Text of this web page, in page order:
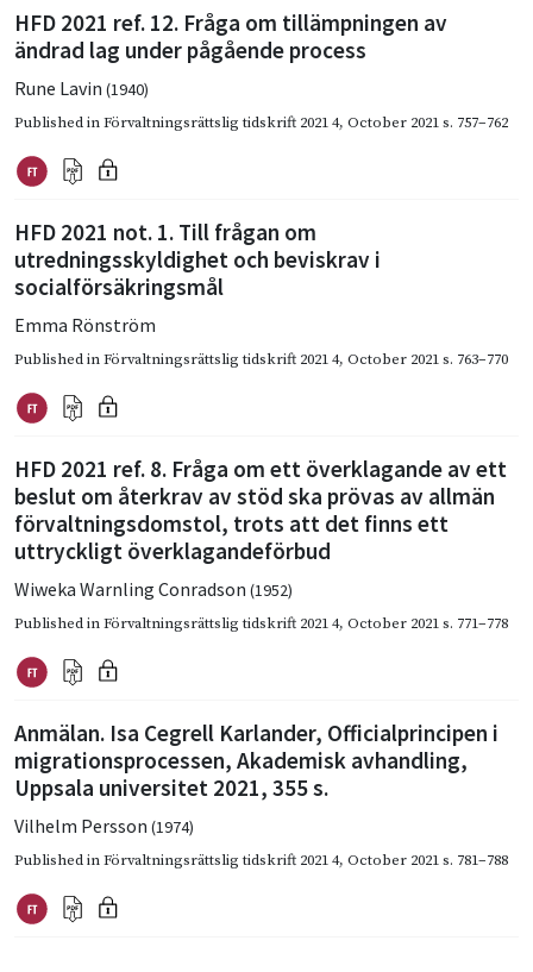
HFD 2021 ref. 12. Fråga om tillämpningen av
ändrad lag under pågående process
Rune Lavin (1940)
Published inFörvaltningsrättslig tidskrift 2021 4, October 2021s. 757–762
HFD 2021 not. 1. Till frågan om
utredningsskyldighet och beviskrav i
socialförsäkringsmål
Emma Rönström
Published inFörvaltningsrättslig tidskrift 2021 4, October 2021s. 763–770
HFD 2021 ref. 8. Fråga om ett överklagande av ett
beslut om återkrav av stöd ska prövas av allmän
förvaltningsdomstol, trots att det finns ett
uttryckligt överklagandeförbud
Wiweka Warnling Conradson (1952)
Published inFörvaltningsrättslig tidskrift 2021 4, October 2021s. 771–778
Anmälan. Isa Cegrell Karlander, Officialprincipen i
migrationsprocessen, Akademisk avhandling,
Uppsala universitet 2021, 355 s.
Vilhelm Persson (1974)
Published inFörvaltningsrättslig tidskrift 2021 4, October 2021s. 781–788